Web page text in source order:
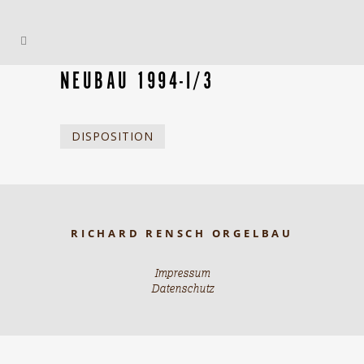
NEUBAU 1994-I/3
DISPOSITION
RICHARD RENSCH ORGELBAU
Impressum
Datenschutz